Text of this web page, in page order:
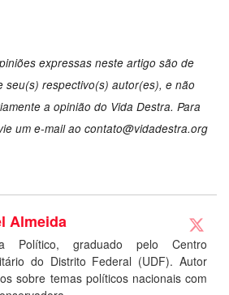
expressas neste artigo são de
seu(s) respectivo(s) autor(es), e não
a opinião do Vida Destra. Para
um e-mail ao contato@vidadestra.org
Almeida
Político, graduado pelo Centro
do Distrito Federal (UDF). Autor
sobre temas políticos nacionais com